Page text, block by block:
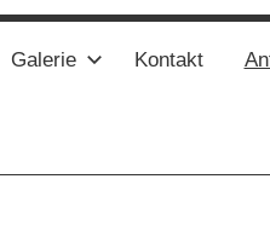
Galerie Kontakt